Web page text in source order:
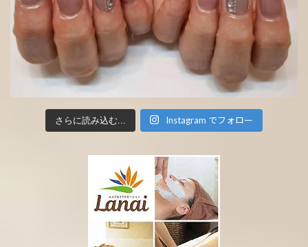
さらに読み込む... Instagram でフォロー